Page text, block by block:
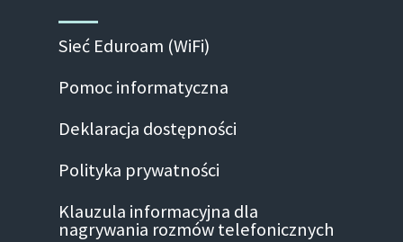
Sieć Eduroam (WiFi)
Pomoc informatyczna
Deklaracja dostępności
Polityka prywatności
Klauzula informacyjna dla
nagrywania rozmów telefonicznych